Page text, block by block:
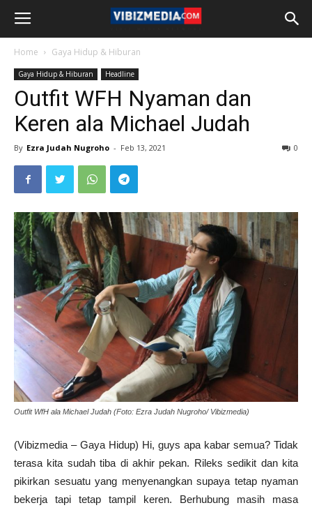
Home Gaya Hidup & Hiburan
Gaya Hidup & Hiburan Headline
Outfit WFH Nyaman dan
Keren ala Michael Judah
By Ezra Judah Nugroho - Feb 13, 2021 0
Outfit WfH ala Michael Judah (Foto: Ezra Judah Nugroho/ Vibizmedia)
(Vibizmedia – Gaya Hidup) Hi, guys apa kabar semua? Tidak
terasa kita sudah tiba di akhir pekan. Rileks sedikit dan kita
pikirkan sesuatu yang menyenangkan supaya tetap nyaman
bekerja tapi tetap tampil keren. Berhubung masih masa